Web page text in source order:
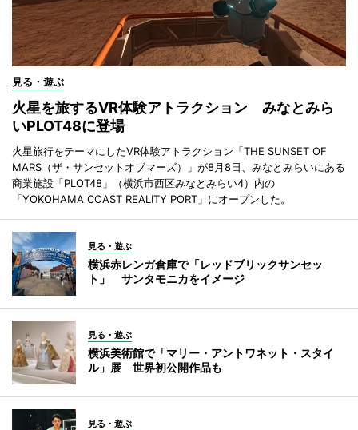
見る・遊ぶ
火星を旅するVR体験アトラクション みなとみら
いPLOT48に登場
火星旅行をテーマにしたVR体験アトラクション「THE SUNSET OF
MARS（ザ・サンセットオブマーズ）」が8月8日、みなとみらいにある
商業施設「PLOT48」（横浜市西区みなとみらい4）内の
「YOKOHAMA COAST REALITY PORT」にオープンした。
見る・遊ぶ
横浜赤レンガ倉庫で「レッドブリックサンセッ
ト」 サンタモニカをイメージ
見る・遊ぶ
横浜美術館で「マリー・アントワネット・スタイ
ル」展 世界初公開作品も
見る・遊ぶ